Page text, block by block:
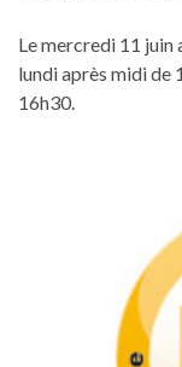
Le mercredi 11 juin
lundi après midi de
16h30.